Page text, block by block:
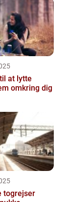
at lytte
omkring dig
togrejser